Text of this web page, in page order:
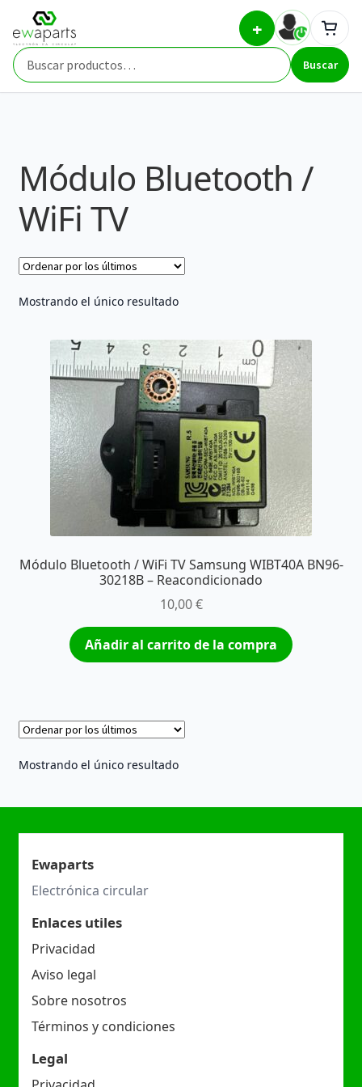
navegación
contenido
Buscar
por:
Buscar
+
Inicio Módulo Bluetooth / WiFi TV
Módulo Bluetooth /
WiFi TV
Mostrando el único resultado
Módulo Bluetooth / WiFi TV Samsung WIBT40A BN96-
30218B – Reacondicionado
10,00€
Añadir al carrito de la compra
Mostrando el único resultado
Ewaparts
Electrónica circular
Enlaces utiles
Privacidad
Aviso legal
Sobre nosotros
Términos y condiciones
Legal